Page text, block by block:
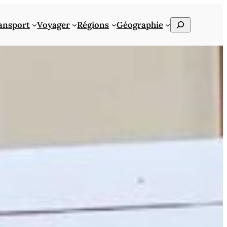
Voyager Régions Géographie Rechercher